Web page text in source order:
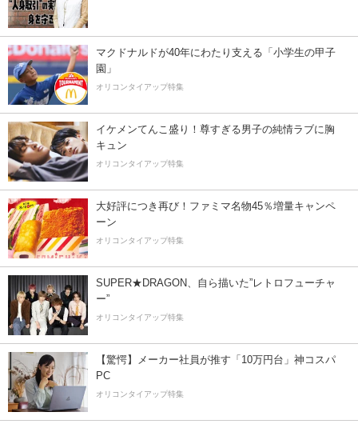
マクドナルドが40年にわたり支える「小学生の甲子
園」
オリコンタイアップ特集
イケメンてんこ盛り！尊すぎる男子の純情ラブに胸
キュン
オリコンタイアップ特集
大好評につき再び！ファミマ名物45％増量キャンペ
ーン
オリコンタイアップ特集
SUPER★DRAGON、自ら描いた”レトロフューチャ
ー”
オリコンタイアップ特集
【驚愕】メーカー社員が推す「10万円台」神コスパ
PC
オリコンタイアップ特集